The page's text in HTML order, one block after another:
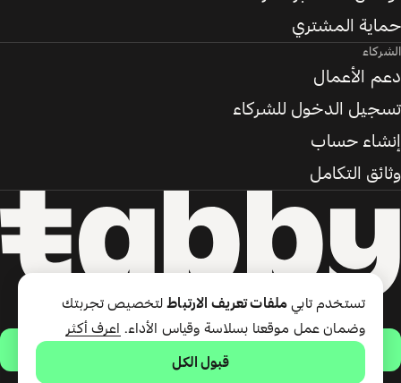
حماية المشتري
الشركاء
دعم الأعمال
تسجيل الدخول للشركاء
إنشاء حساب
وثائق التكامل
تستخدم تابي ملفات تعريف الارتباطلتخصيص تجربتك
وضمان عمل موقعنا بسلاسة وقياس الأداء.
اعرف أكثر
قبول الكل